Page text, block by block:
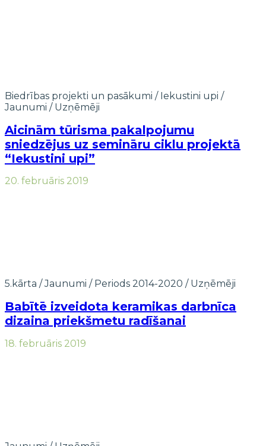
Biedrības projekti un pasākumi / Iekustini upi /
Jaunumi / Uzņēmēji
Aicinām tūrisma pakalpojumu
sniedzējus uz semināru ciklu projektā
“Iekustini upi”
20. februāris 2019
5.kārta /Jaunumi / Periods 2014-2020 / Uzņēmēji
Babītē izveidota keramikas darbnīca
dizaina priekšmetu radīšanai
18. februāris 2019